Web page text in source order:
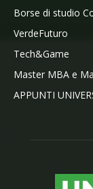
Borse di studio
VerdeFuturo
Tech&Game
Master MBA e
APPUNTI